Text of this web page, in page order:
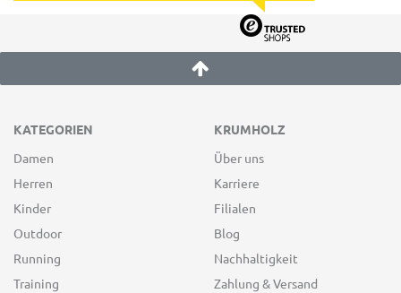
KATEGORIEN
Damen
Herren
Kinder
Outdoor
Running
Training
KRUMHOLZ
Über uns
Karriere
Filialen
Blog
Nachhaltigkeit
Zahlung & Versand